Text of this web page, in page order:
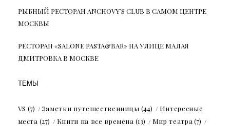
РЫБНЫЙ РЕСТОРАН ANCHOVY’S CLUB В САМОМ ЦЕНТРЕ
МОСКВЫ
РЕСТОРАН «SALONE PASTA&BAR» НА УЛИЦЕ МАЛАЯ
ДМИТРОВКА В МОСКВЕ
ТЕМЫ
VS (7) Заметки путешественницы (44)
Интересные
места (27) Книги на все времена (13) Мир театра (7)